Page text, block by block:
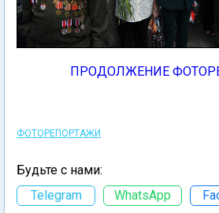
ПРОДОЛЖЕНИЕ
ФОТОРЕПОРТАЖИ
Будьте с нами:
Telegram
WhatsApp